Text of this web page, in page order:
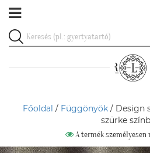
Főoldal / Függönyök/ Design
szürke
A termék